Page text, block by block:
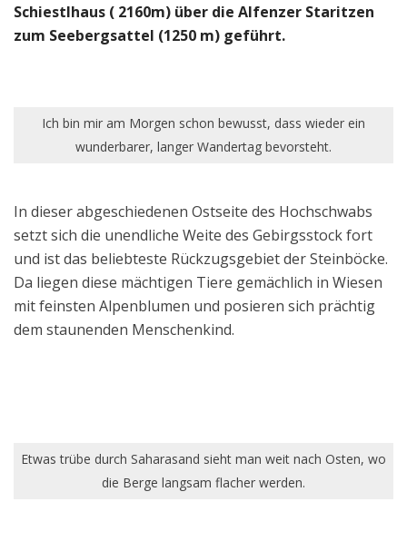
Schiestlhaus ( 2160m) über die Alfenzer Staritzen
zum Seebergsattel (1250 m) geführt.
Ich bin mir am Morgen schon bewusst, dass wieder ein
wunderbarer, langer Wandertag bevorsteht.
In dieser abgeschiedenen Ostseite des Hochschwabs
setzt sich die unendliche Weite des Gebirgsstock fort
und ist das beliebteste Rückzugsgebiet der Steinböcke.
Da liegen diese mächtigen Tiere gemächlich in Wiesen
mit feinsten Alpenblumen und posieren sich prächtig
dem staunenden Menschenkind.
Etwas trübe durch Saharasand sieht man weit nach Osten, wo
die Berge langsam flacher werden.